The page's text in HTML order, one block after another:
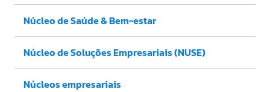
Núcleo de Saúde & Bem-estar
Núcleo de Soluções Empresariais (NUSE)
Núcleos empresariais